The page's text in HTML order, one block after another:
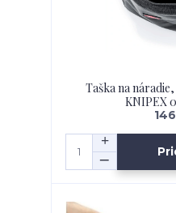
Taška na náradie,
KNIPEX